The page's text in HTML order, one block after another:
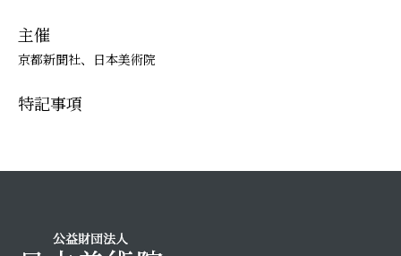
主催
京都新聞社、日本美術院
特記事項